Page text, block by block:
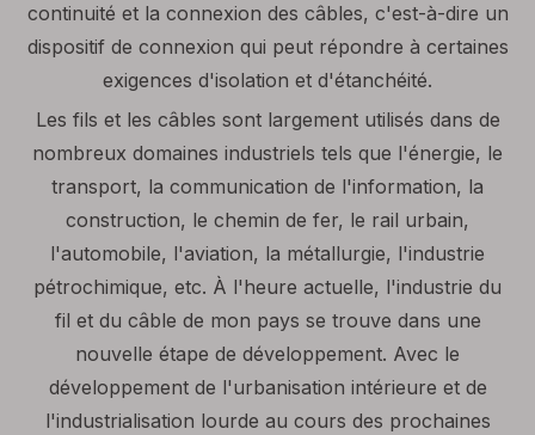
continuité et la connexion des câbles, c'est-à-dire un
dispositif de connexion qui peut répondre à certaines
exigences d'isolation et d'étanchéité.
Les fils et les câbles sont largement utilisés dans de
nombreux domaines industriels tels que l'énergie, le
transport, la communication de l'information, la
construction, le chemin de fer, le rail urbain,
l'automobile, l'aviation, la métallurgie, l'industrie
pétrochimique, etc. À l'heure actuelle, l'industrie du
fil et du câble de mon pays se trouve dans une
nouvelle étape de développement. Avec le
développement de l'urbanisation intérieure et de
l'industrialisation lourde au cours des prochaines